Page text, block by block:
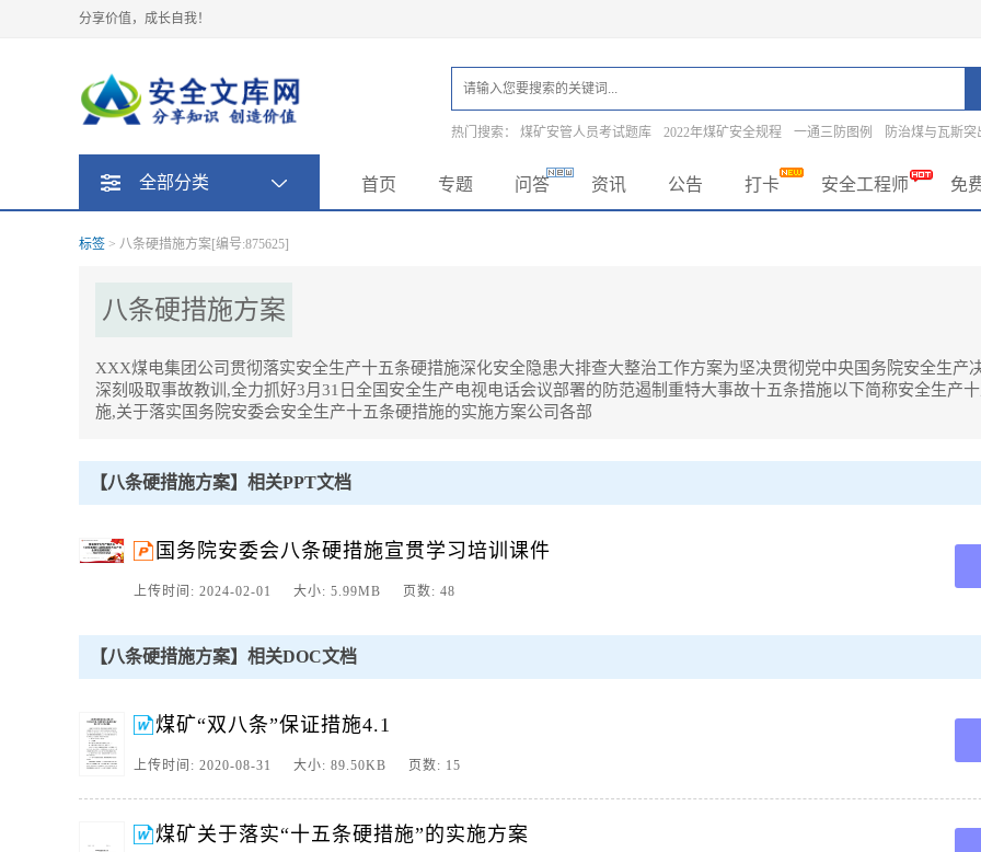
分享价值，成长自我！
热门搜索： 煤矿安管人员考试题库 2022年煤矿安全规程 一通三防图例
防治煤与瓦斯突
全部分类 首页 专题 问答 资讯 公告 打卡 安全工程师 免
标签 > 八条硬措施方案[编号:875625]
八条硬措施方案
XXX煤电集团公司贯彻落实安全生产十五条硬措施深化安全隐患大排查大整治工作方案为坚决贯彻党中央国务院安全生产
深刻吸取事故教训,全力抓好3月31日全国安全生产电视电话会议部署的防范遏制重特大事故十五条措施以下简称安全生产
施,关于落实国务院安委会安全生产十五条硬措施的实施方案公司各部
月31日全国安全生产电视电话会议部署的防范遏制重特大事故十五条措施以下简称安全生产十五条硬措施。
3、xxx有限公司文件神河矿字2022000号xxxx关于贯彻落实安全生产十五条硬措施深化煤矿安全生产大排查大整治工作方案矿属各单位:为认真贯彻落实习
关于安全生产重要批示指示精神和李克强总理重要批示,进一步树牢人民至上生命至上理念,深。
6、202271号 签发人:煤业有限公司关于落实十五条硬措施的实施方案矿属各单位:为认真贯彻落实3.31全国安全生产电视电话会议中习近平总书记重要指示
强总理重要批示,进一步树牢人民至上生命至上理念,落实矿井安全主体责任,通过突出预防强。
实处，进一步强化我矿的安全生产工作，保持安全生产稳定局面，特制定如下保证措施： 一、成立落实“。
【八条硬措施方案】相关PPT文档
国务院安委会八条硬措施宣贯学习培训课件
上传时间: 2024-02-01 大小: 5.99MB 页数: 48
【八条硬措施方案】相关DOC文档
煤矿“双八条”保证措施4.1
上传时间: 2020-08-31 大小: 89.50KB 页数: 15
煤矿关于落实“十五条硬措施”的实施方案